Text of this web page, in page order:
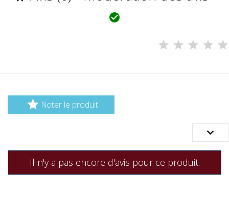

 Noter le produit

Il n'y a pas encore d'avis pour ce produit.